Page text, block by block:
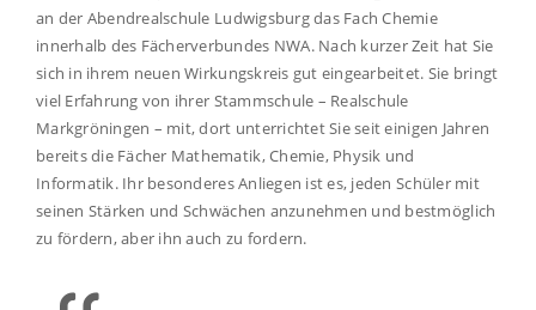
an der Abendrealschule Ludwigsburg das Fach Chemie
innerhalb des Fächerverbundes NWA. Nach kurzer Zeit hat Sie
sich in ihrem neuen Wirkungskreis gut eingearbeitet. Sie bringt
viel Erfahrung von ihrer Stammschule – Realschule
Markgröningen – mit, dort unterrichtet Sie seit einigen Jahren
bereits die Fächer Mathematik, Chemie, Physik und
Informatik. Ihr besonderes Anliegen ist es, jeden Schüler mit
seinen Stärken und Schwächen anzunehmen und bestmöglich
zu fördern, aber ihn auch zu fordern.